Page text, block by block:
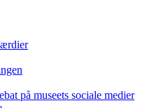
på museets sociale medier